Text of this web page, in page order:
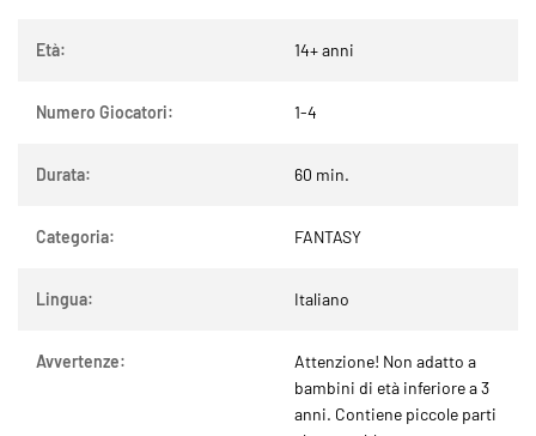
Età: 14+ anni
Numero Giocatori: 1-4
Durata: 60 min.
Categoria: FANTASY
Lingua: Italiano
Avvertenze:
Attenzione! Non adatto a
bambini di età inferiore a 3
anni. Contiene piccole parti